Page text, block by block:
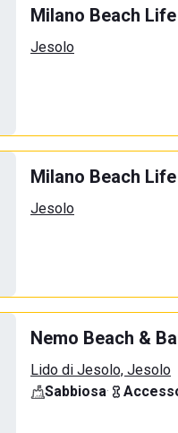
Milano Beach
Jesolo
Milano Beach
Jesolo
Nemo Beach &
Lido di Jesolo, Jesolo
Sabbiosa·